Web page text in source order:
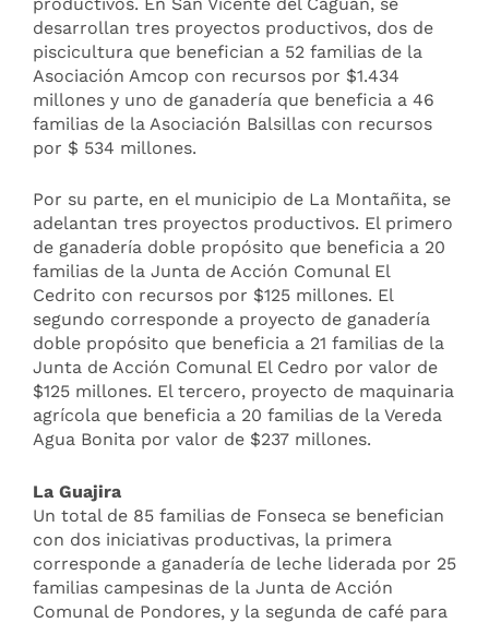
desarrollan tres proyectos productivos, dos de
piscicultura que benefician a 52 familias de la
Asociación Amcop con recursos por $1.434
millones y uno de ganadería que beneficia a 46
familias de la Asociación Balsillas con recursos
por $ 534 millones.
Por su parte, en el municipio de La Montañita, se
adelantan tres proyectos productivos. El primero
de ganadería doble propósito que beneficia a 20
familias de la Junta de Acción Comunal El
Cedrito con recursos por $125 millones. El
segundo corresponde a proyecto de ganadería
doble propósito que beneficia a 21 familias de la
Junta de Acción Comunal El Cedro por valor de
$125 millones. El tercero, proyecto de maquinaria
agrícola que beneficia a 20 familias de la Vereda
Agua Bonita por valor de $237 millones.
La Guajira
Un total de 85 familias de Fonseca se benefician
con dos iniciativas productivas, la primera
corresponde a ganadería de leche liderada por 25
familias campesinas de la Junta de Acción
Comunal de Pondores, y la segunda de café para